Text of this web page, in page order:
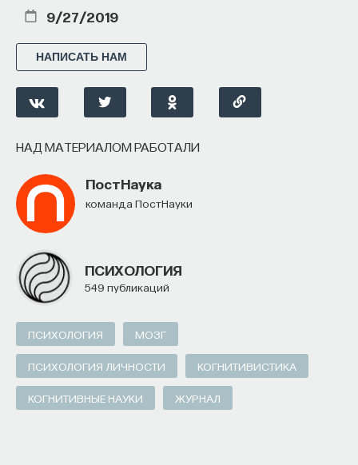
9/27/2019
НАПИСАТЬ НАМ
НАД МАТЕРИАЛОМ РАБОТАЛИ
ПостНаука
команда ПостНауки
ПСИХОЛОГИЯ
549 публикаций
ПСИХОЛОГИЯ МОЗГ
ПСИХОЛОГИЯ ЛИЧНОСТИ КОГНИТИВИСТИКА
КОГНИТИВНЫЕ НАУКИ ЖУРНАЛ
образа.
1/25/2019
НАПИСАТЬ НАМ
НАД МАТЕРИАЛОМ РАБОТАЛИ
549 публикаций
ПСИХОЛОГИЯ ВОСПРИЯТИЕ ИЛЛЮЗИИ
КОГНИТИВНЫЕ НАУКИ ЖУРНАЛ